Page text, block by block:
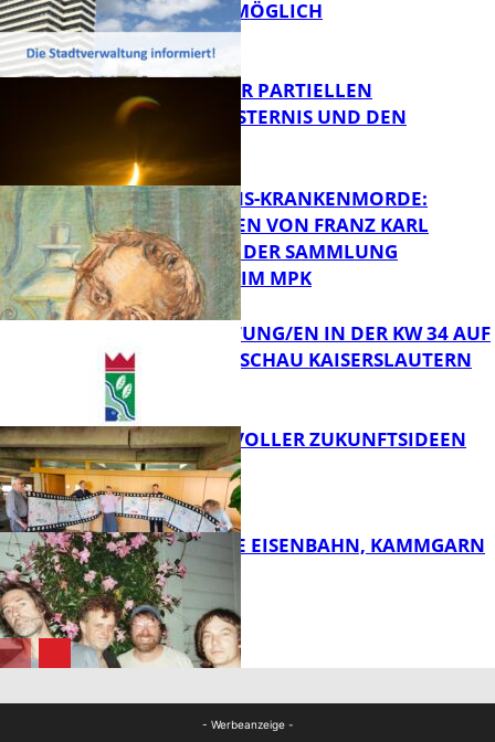
FB Kultur
WEITERHIN MÖGLICH
Bildung
VORTRAG ZUR PARTIELLEN
SONNENFINSTERNIS UND DEN
PERSEIDEN
OPFER DER NS-KRANKENMORDE:
ZEICHNUNGEN VON FRANZ KARL
BÜHLER AUS DER SAMMLUNG
PRINZHORN IM MPK
FB Kultur
VERANSTALTUNG/EN IN DER KW 34 AUF
DER GARTENSCHAU KAISERSLAUTERN
FB Kultur
FILMROLLE VOLLER ZUKUNFTSIDEEN
DIE HÖCHSTE EISENBAHN, KAMMGARN
- Werbeanzeige -